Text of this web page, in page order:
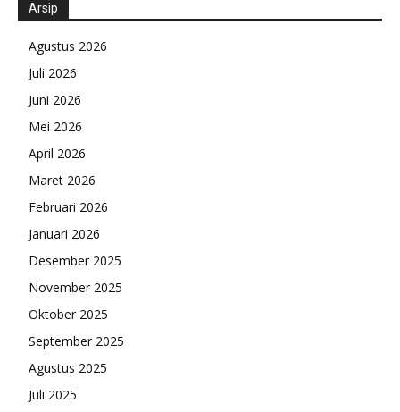
Arsip
Agustus 2026
Juli 2026
Juni 2026
Mei 2026
April 2026
Maret 2026
Februari 2026
Januari 2026
Desember 2025
November 2025
Oktober 2025
September 2025
Agustus 2025
Juli 2025